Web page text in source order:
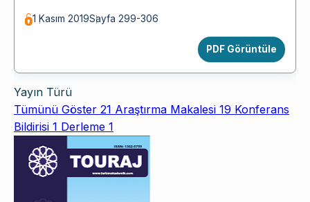
1 Kasım 2019Sayfa 299-306
PDF Görüntüle
Yayın Türü
Tümünü Göster 21 Araştırma Makalesi 19 Konferans
Bildirisi 1 Derleme 1